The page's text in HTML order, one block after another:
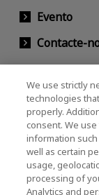
Evento
Contacte-
KIOXIA
Relações
KIOXIA
We use strictly
technologies
properly.
consent. We
information
well as certain
usage,
processing of
Analytics and